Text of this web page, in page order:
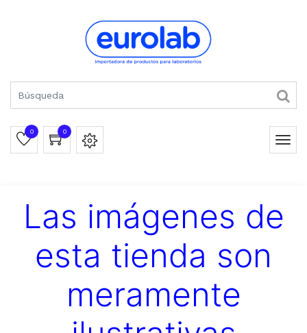
0 0
Las imágenes de
esta tienda son
meramente